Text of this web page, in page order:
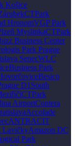
Košice
CTPark
HronomVGP Park
MyslinkaCTPark
Business Center
Park Prague
SenecWLC
Business Park
Besico
D1 South
CTPark
AirportContera
Accolade
ANTRACIT
LavičkyAmazon DC
Park